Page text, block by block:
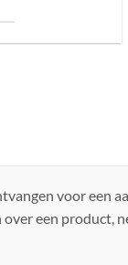
voor een
een product,